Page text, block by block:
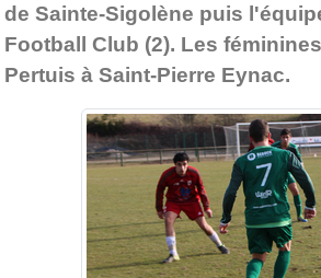
de Sainte-Sigolène puis
Football Club (2). Les
Pertuis à Saint-Pierre Eynac.